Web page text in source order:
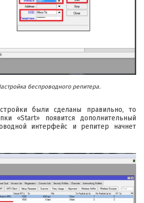
беспроводного репитера.
были сделаны правильно, то
«Start» появится дополнительный
интерфейс и репитер начнет